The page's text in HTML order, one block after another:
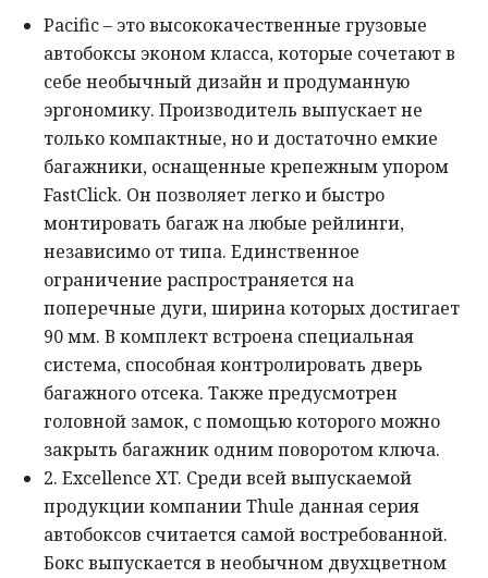
Pacific – это высококачественные грузовые
автобоксы эконом класса, которые сочетают в
себе необычный дизайн и продуманную
эргономику. Производитель выпускает не
только компактные, но и достаточно емкие
багажники, оснащенные крепежным упором
FastClick. Он позволяет легко и быстро
монтировать багаж на любые рейлинги,
независимо от типа. Единственное
ограничение распространяется на
поперечные дуги, ширина которых достигает
90 мм. В комплект встроена специальная
система, способная контролировать дверь
багажного отсека. Также предусмотрен
головной замок, с помощью которого можно
закрыть багажник одним поворотом ключа.
2. Excellence XT. Среди всей выпускаемой
продукции компании Thule данная серия
автобоксов считается самой востребованной.
Бокс выпускается в необычном двухцветном